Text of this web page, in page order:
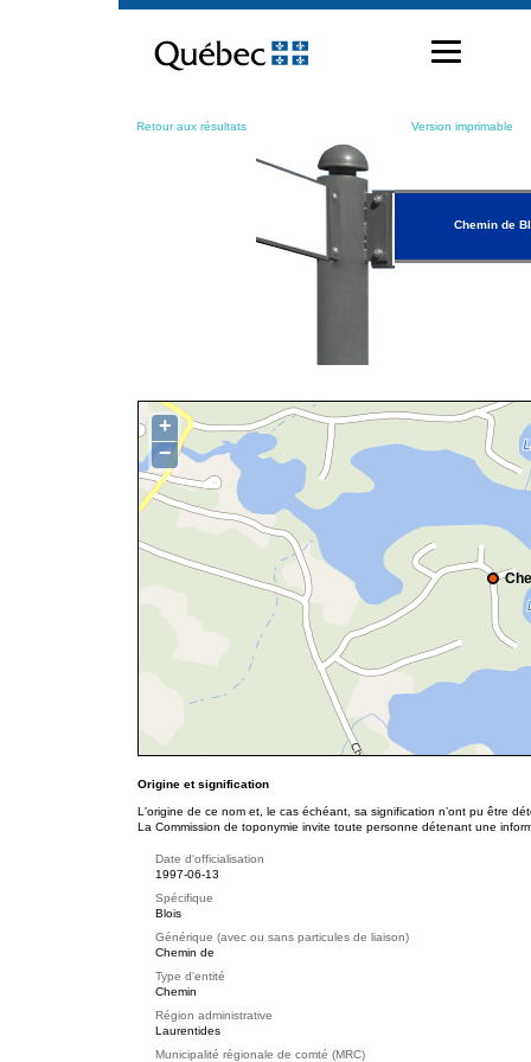
contenu
Retour aux résultats Version imprimable
Chemin de
+
−
Origine et signification
L'origine de ce nom et, le cas échéant, sa signification n’ont pu être
La Commission de toponymie invite toute personne détenant une
Date d'officialisation
1997-06-13
Spécifique
Blois
Générique (avec ou sans particules de liaison)
Chemin de
Type d'entité
Chemin
Région administrative
Laurentides
Municipalité régionale de comté (MRC)